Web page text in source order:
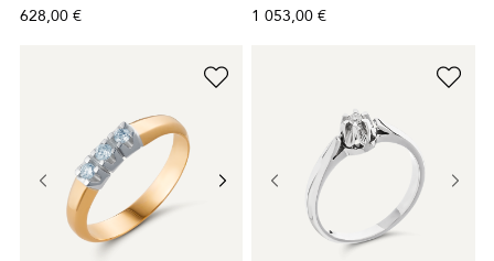
628,00 € 1 053,00 €